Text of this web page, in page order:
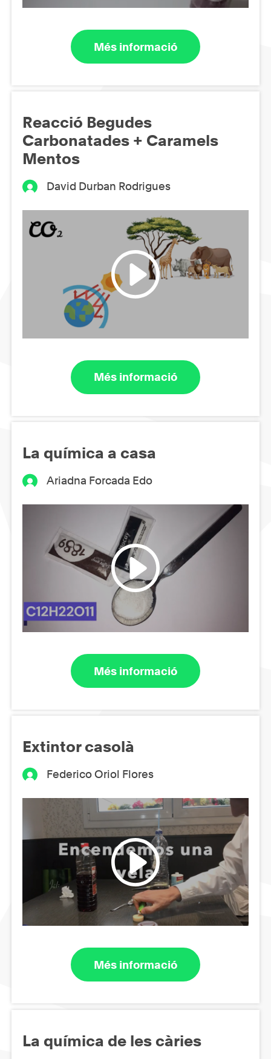
Més informació
Reacció Begudes
Carbonatades + Caramels
Mentos
David Durban Rodrigues
Més informació
La química a casa
Ariadna Forcada Edo
Més informació
Extintor casolà
Federico Oriol Flores
Més informació
La química de les càries